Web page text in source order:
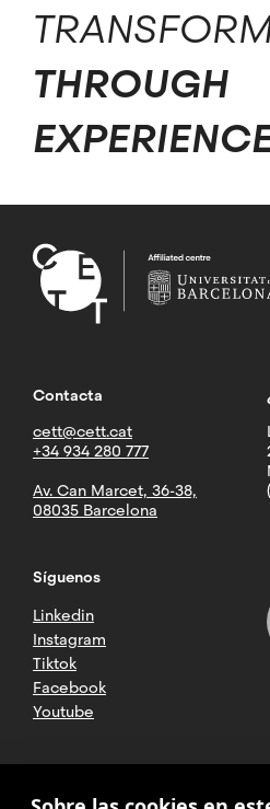
THROUGH
Contacta
cett@cett.cat
+34 934 280 777
Av. Can Marcet, 36-38,
08035 Barcelona
Síguenos
Linkedin
Instagram
Tiktok
Facebook
Youtube
2025 CETT. Todos los derechos